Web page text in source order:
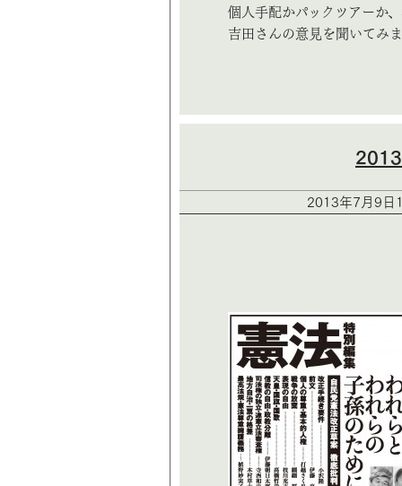
個人手配かパックツアーか
吉田さんの意見を聞いてみ
2013
2013年7月9日